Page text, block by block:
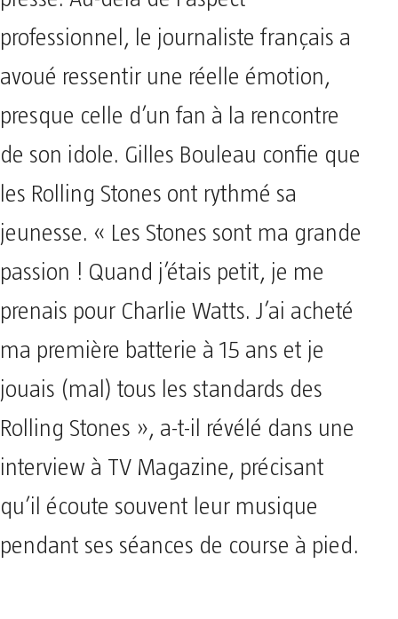
professionnel, le journaliste français a
avoué ressentir une réelle émotion,
presque celle d’un fan à la rencontre
de son idole. Gilles Bouleau confie que
les Rolling Stones ont rythmé sa
jeunesse. « Les Stones sont ma grande
passion ! Quand j’étais petit, je me
prenais pour Charlie Watts. J’ai acheté
ma première batterie à 15 ans et je
jouais (mal) tous les standards des
Rolling Stones », a-t-il révélé dans une
interview à TV Magazine, précisant
qu’il écoute souvent leur musique
pendant ses séances de course à pied.